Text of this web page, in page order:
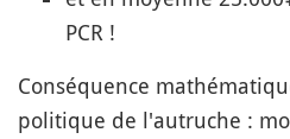
PCR !
Conséquence
politique de l'autruche :